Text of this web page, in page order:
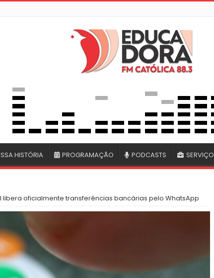
HISTÓRIA PROGRAMAÇÃO PODCASTS SERVIÇO
libera oficialmente transferências bancárias pelo WhatsApp